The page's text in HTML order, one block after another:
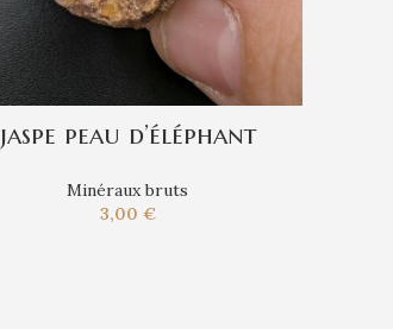
jaspe peau d’éléphant
Minéraux bruts
3,00 €